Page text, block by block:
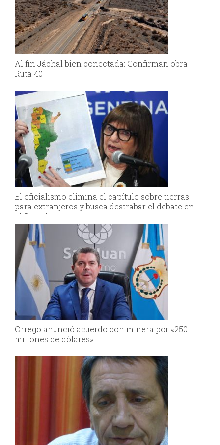
Al fin Jáchal bien conectada: Confirman obra
Ruta 40
El oficialismo elimina el capítulo sobre tierras
para extranjeros y busca destrabar el debate en
el Senado
Orrego anunció acuerdo con minera por «250
millones de dólares»